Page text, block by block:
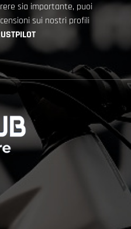
sia importante, puoi
sui nostri profili